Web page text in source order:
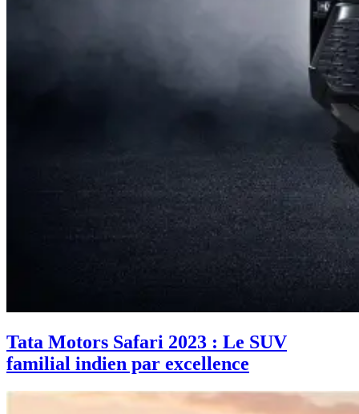
Tata Motors Safari 2023 : Le SUV
familial indien par excellence